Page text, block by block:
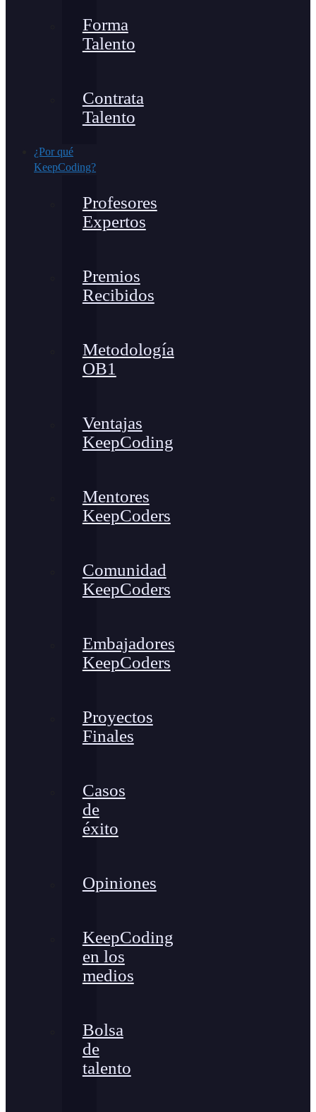
Forma
Talento
Contrata
Talento
¿Por qué
KeepCoding?
Profesores
Expertos
Premios
Recibidos
Metodología
OB1
Ventajas
KeepCoding
Mentores
KeepCoders
Comunidad
KeepCoders
Embajadores
KeepCoders
Proyectos
Finales
Casos
de
éxito
Opiniones
KeepCoding
en los
medios
Bolsa
de
talento